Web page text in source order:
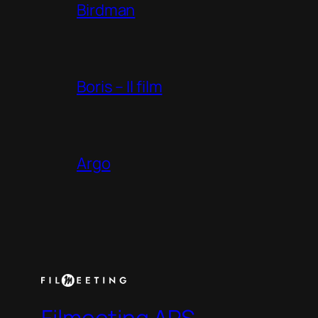
Birdman
Boris – Il film
Argo